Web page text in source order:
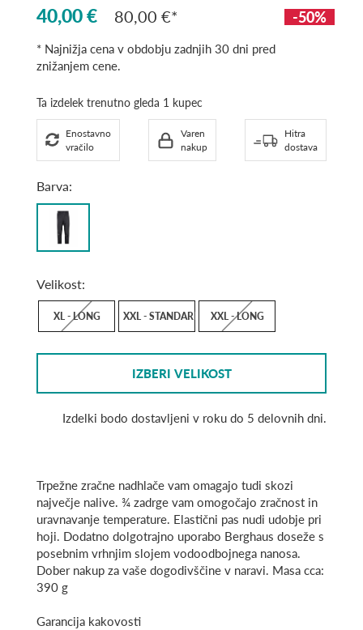
40,00 € 80,00 € -50%
* Najnižja cena v obdobju zadnjih 30 dni pred
znižanjem cene.
Ta izdelek trenutno gleda 1 kupec
Enostavno
vračilo
Varen
nakup
Hitra
dostava
Barva:
black
Velikost:
XL - LONG XXL - STANDARD XXL - LONG
IZBERI VELIKOST
Izdelki bodo dostavljeni v roku do 5 delovnih dni.
Trpežne zračne nadhlače vam omagajo tudi skozi
največje nalive. ¾ zadrge vam omogočajo zračnost in
uravnavanje temperature. Elastični pas nudi udobje pri
hoji. Dodatno dolgotrajno uporabo Berghaus doseže s
posebnim vrhnjim slojem vodoodbojnega nanosa.
Dober nakup za vaše dogodivščine v naravi. Masa cca:
390 g
Garancija kakovosti